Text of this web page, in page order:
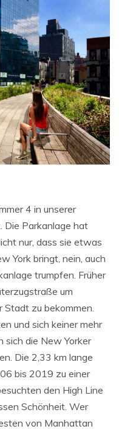
4 in unserer
Die Parkanlage hat
nur, dass sie etwas
York bringt, nein, auch
trumpfen. Früher
um
Stadt zu bekommen.
und sich keiner mehr
sich die New Yorker
Die 2,33 km lange
bis 2019 zu einer
den High Line
Schönheit. Wer
von Manhattan